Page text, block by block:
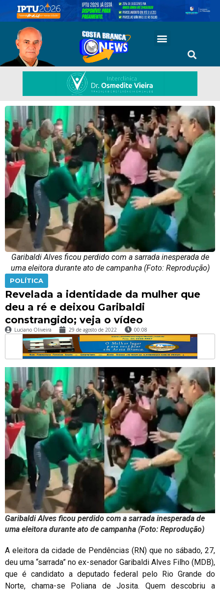
Garibaldi Alves ficou perdido com a sarrada inesperada de
uma eleitora durante ato de campanha (Foto: Reprodução)
POLÍTICA
Revelada a identidade da mulher que
deu a ré e deixou Garibaldi
constrangido; veja o vídeo
Luciano Oliveira 29 de agosto de 2022 00:08
Garibaldi Alves ficou perdido com a sarrada inesperada de
uma eleitora durante ato de campanha (Foto: Reprodução)
A eleitora da cidade de Pendências (RN) que no sábado, 27,
deu uma “sarrada” no ex-senador Garibaldi Alves Filho (MDB),
que é candidato a deputado federal pelo Rio Grande do
Norte, chama-se Poliana de Josita. Quem descobriu a